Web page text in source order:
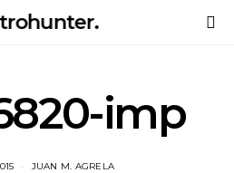
imp
JUAN M. AGRELA